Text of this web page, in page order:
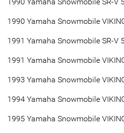
1990 Yamaha Snowmobile
1991 Yamaha Snowmobile SR-V
1991 Yamaha Snowmobile
1993 Yamaha Snowmobile
1994 Yamaha Snowmobile
1995 Yamaha Snowmobile